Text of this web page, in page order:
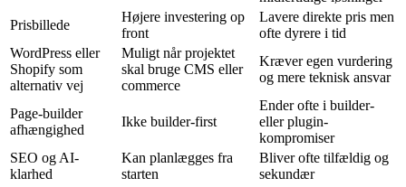
Prisbillede
Højere investering op
front
Lavere direkte pris men
ofte dyrere i tid
WordPress eller
Shopify som
alternativ vej
Muligt når projektet
skal bruge CMS eller
commerce
Kræver egen vurdering
og mere teknisk ansvar
Page-builder
afhængighed
Ikke builder-first
Ender ofte i builder-
eller plugin-
kompromiser
SEO og AI-
klarhed
Kan planlægges fra
starten
Bliver ofte tilfældig og
sekundær